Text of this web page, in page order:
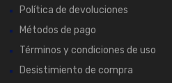
Política de devoluciones
Métodos de pago
Términos y condiciones de uso
Desistimiento de compra